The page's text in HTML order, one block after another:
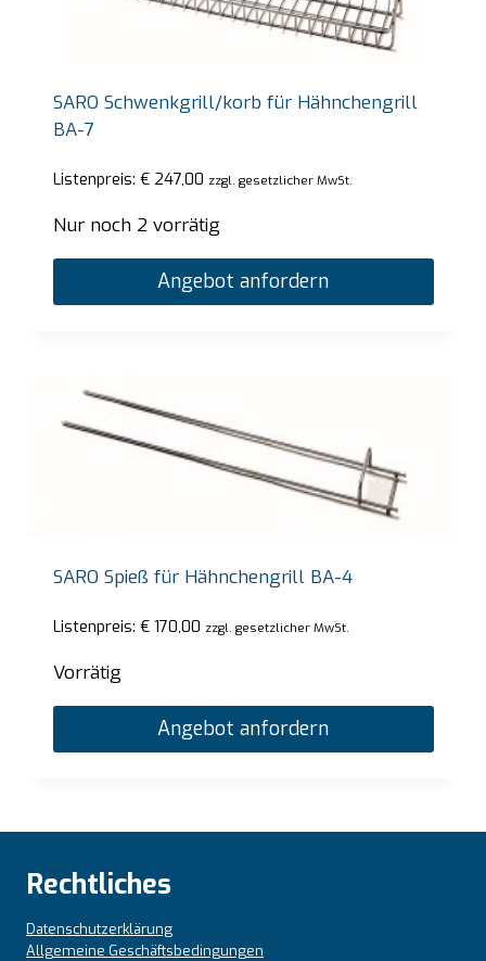
SARO Schwenkgrill/korb für Hähnchengrill
BA-7
Listenpreis: €247,00 zzgl. gesetzlicher MwSt.
Nur noch 2 vorrätig
Angebot anfordern
SARO Spieß für Hähnchengrill BA-4
Listenpreis: €170,00 zzgl. gesetzlicher MwSt.
Vorrätig
Angebot anfordern
Rechtliches
Datenschutzerklärung
Allgemeine Geschäftsbedingungen